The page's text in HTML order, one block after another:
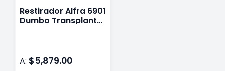
Restirador Alfra 6901
Dumbo Transplant
A: $5,879.00